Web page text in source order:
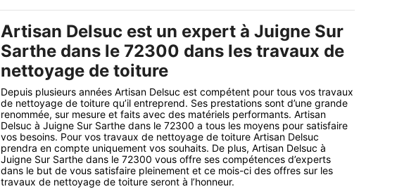
Artisan Delsuc est un expert à Juigne Sur
Sarthe dans le 72300 dans les travaux de
nettoyage de toiture
Depuis plusieurs années Artisan Delsuc est compétent pour tous vos travaux
de nettoyage de toiture qu’il entreprend. Ses prestations sont d’une grande
renommée, sur mesure et faits avec des matériels performants. Artisan
Delsuc à Juigne Sur Sarthe dans le 72300 a tous les moyens pour satisfaire
vos besoins. Pour vos travaux de nettoyage de toiture Artisan Delsuc
prendra en compte uniquement vos souhaits. De plus, Artisan Delsuc à
Juigne Sur Sarthe dans le 72300 vous offre ses compétences d’experts
dans le but de vous satisfaire pleinement et ce mois-ci des offres sur les
travaux de nettoyage de toiture seront à l’honneur.